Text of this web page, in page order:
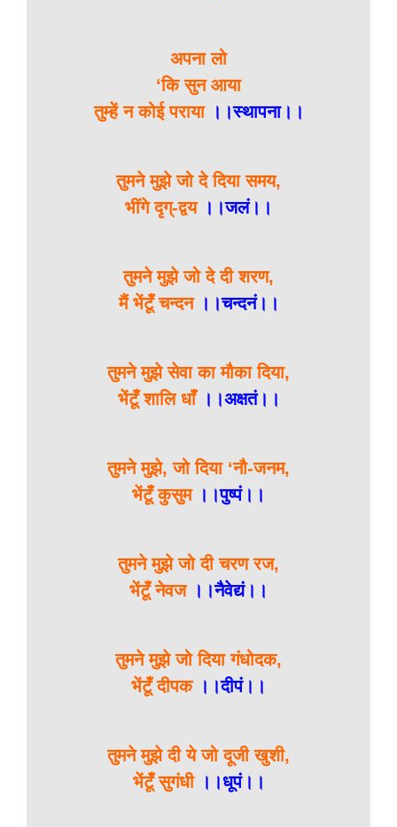
अपना लो
‘कि सुन आया
तुम्हें न कोई पराया।।स्थापना।।
तुमने मुझे जो दे दिया समय,
भींगे दृग्-द्वय ।।जलं।।
तुमने मुझे जो दे दी शरण,
मैं भेंटूँ चन्दन ।।चन्दनं।।
तुमने मुझे सेवा का मौका दिया,
भेंटूँ शालि धाँ ।।अक्षतं।।
तुमने मुझे, जो दिया ‘नौ-जनम,
भेंटूँ कुसुम।।पुष्पं।।
तुमने मुझे जो दी चरण रज,
भेंटूँ नेवज।।नैवेद्यं।।
तुमने मुझे जो दिया गंधोदक,
भेंटूँ दीपक।।दीपं।।
तुमने मुझे दी ये जो दूजी खुशी,
भेंटूँ सुगंधी ।।धूपं।।